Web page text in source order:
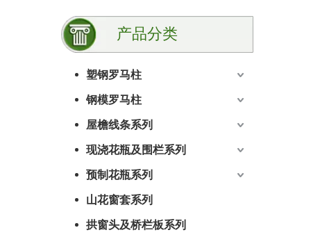
产品分类
塑钢罗马柱
钢模罗马柱
屋檐线条系列
现浇花瓶及围栏系列
预制花瓶系列
山花窗套系列
拱窗头及桥栏板系列